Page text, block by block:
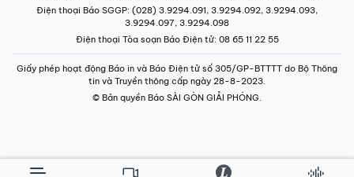
Điện thoại Báo SGGP: (028) 3.9294.091, 3.9294.092, 3.9294.093,
3.9294.097, 3.9294.098
Điện thoại Tòa soạn Báo Điện tử: 08 65 11 22 55
Giấy phép hoạt động Báo in và Báo Điện tử số 305/GP-BTTTT do Bộ Thông
tin và Truyền thông cấp ngày 28-8-2023.
© Bản quyền Báo SÀI GÒN GIẢI PHÓNG.